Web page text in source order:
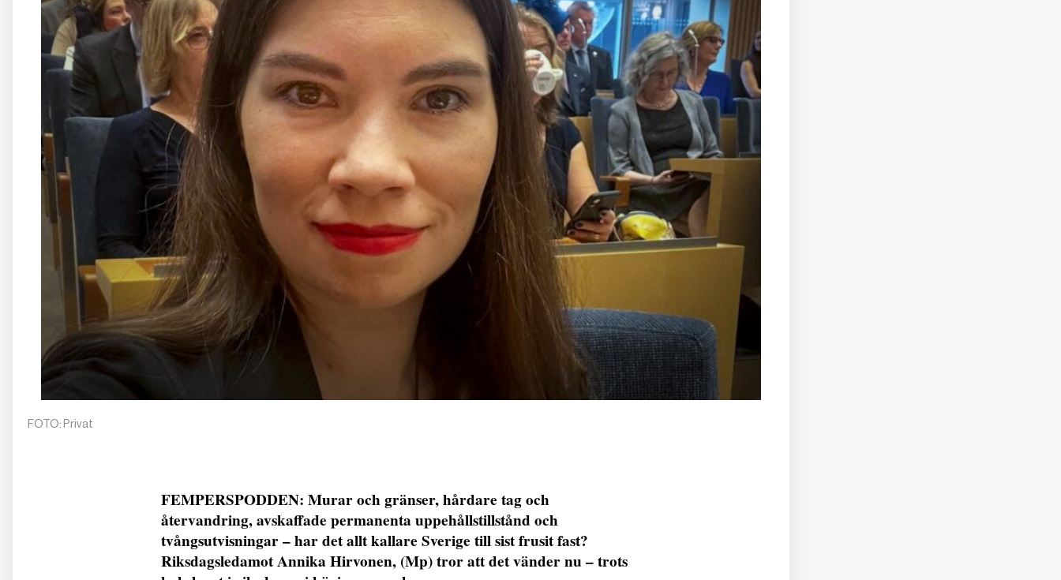
FOTO: Privat
FEMPERSPODDEN: Murar och gränser, hårdare tag och
återvandring, avskaffade permanenta uppehållstillstånd och
tvångsutvisningar – har det allt kallare Sverige till sist frusit fast?
Riksdagsledamot Annika Hirvonen, (Mp) tror att det vänder nu – trots